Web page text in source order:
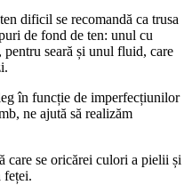
dificil se recomandă ca trusa
de fond de ten: unul cu
pentru seară și unul fluid, care
în funcție de imperfecțiunilor
ne ajută să realizăm
care se oricărei culori a pielii și
feței.